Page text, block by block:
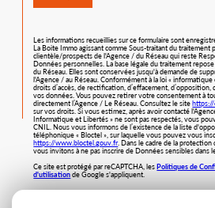
Les informations recueillies sur ce formulaire sont
La Boite Immo agissant comme Sous-traitant du traitement
clientèle/prospects de l'Agence / du Réseau qui reste
Données personnelles. La base légale du traitement
du Réseau. Elles sont conservées jusqu'à demande de
l'Agence / au Réseau. Conformément à la loi «
droits d’accès, de rectification, d’effacement,
vos données. Vous pouvez retirer votre consentement à
directement l’Agence / Le Réseau. Consultez le site
sur vos droits. Si vous estimez, après avoir contacté
Informatique et Libertés » ne sont pas respectés, vous
CNIL. Nous vous informons de l’existence de la liste
téléphonique « Bloctel », sur laquelle vous pouvez vous
https://www.bloctel.gouv.fr. Dans le cadre de la
vous invitons à ne pas inscrire de Données sensibles dans
Ce site est protégé par reCAPTCHA, les Politiques de
d'utilisationde Google s'appliquent.